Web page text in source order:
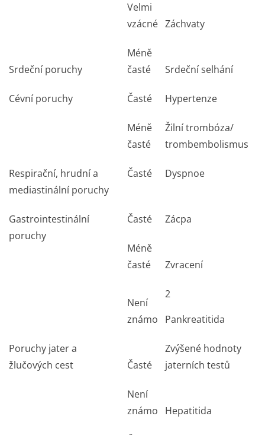
Velmi
vzácné Záchvaty
Srdeční poruchy
Méně
časté
Srdeční selhání
Cévní poruchy Časté Hypertenze
Méně
časté
Žilní trombóza/
trombembolismus
Respirační, hrudní a
mediastinální poruchy
Časté Dyspnoe
Gastrointestinální
poruchy
Časté Zácpa
Méně
časté
Zvracení
Není
známo
2
Pankreatitida
Poruchy jater a
žlučových cest
Časté
Zvýšené hodnoty
jaterních testů
Není
známo
Hepatitida